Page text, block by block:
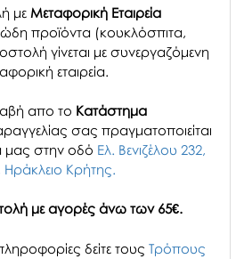
μεΜεταφορική Εταιρεία
προϊόντα (κουκλόσπιτα,
γίνεται με συνεργαζόμενη
εταιρεία.
απο το Κατάστημα
σας πραγματοποιείται
μας στην οδό Ελ. Βενιζέλου 232,
Ηράκλειο Κρήτης.
με αγορές άνω των 65€.
δείτε τους Τρόπους